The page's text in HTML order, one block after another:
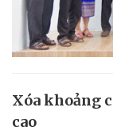
Xóa khoảng
cao